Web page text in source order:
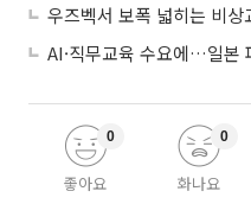
AI·직무교육 수요에…일본
좋아요
0
화나요
0